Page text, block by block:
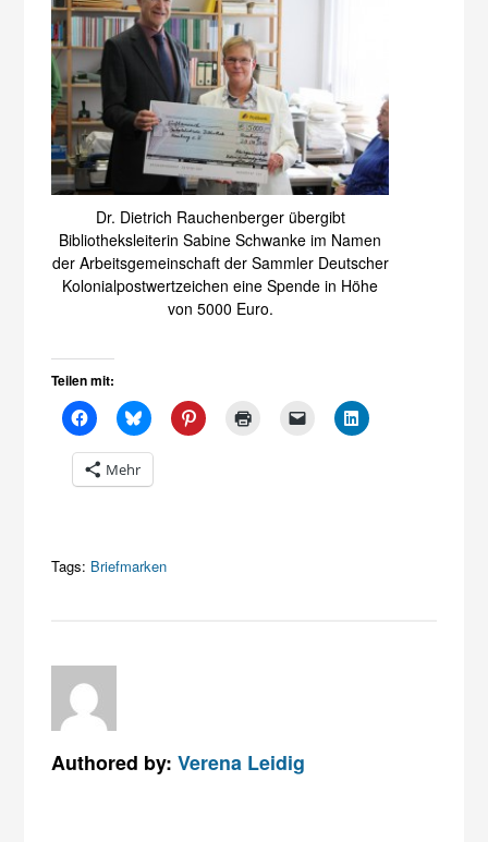
Dr. Dietrich Rauchenberger übergibt
Bibliotheksleiterin Sabine Schwanke im Namen
der Arbeitsgemeinschaft der Sammler Deutscher
Kolonialpostwertzeichen eine Spende in Höhe
von 5000 Euro.
Teilen mit:
Mehr
Tags: Briefmarken
Authored by:Verena Leidig